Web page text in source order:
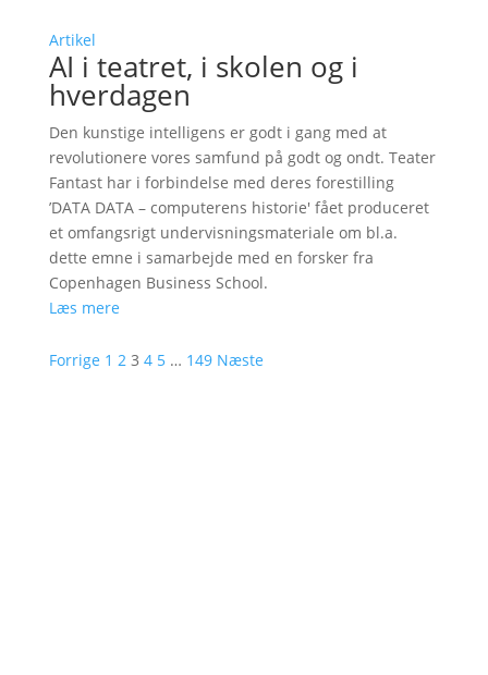
Artikel
AI i teatret, i skolen og i
hverdagen
Den kunstige intelligens er godt i gang med at
revolutionere vores samfund på godt og ondt. Teater
Fantast har i forbindelse med deres forestilling
’DATA DATA – computerens historie' fået produceret
et omfangsrigt undervisningsmateriale om bl.a.
dette emne i samarbejde med en forsker fra
Copenhagen Business School.
Læs mere
Forrige 1 2 3 4 5 … 149 Næste